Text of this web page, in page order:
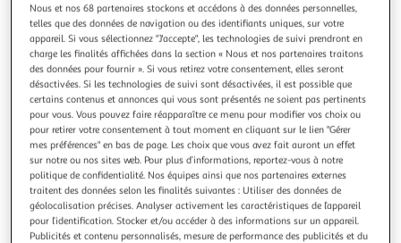
4.0 (45)
ESSENTIEL B
Chargeur 20w usb-c noir
Charge rapide : Power Delivery Power Delivery (USB-C PD) : :
Oui Type de chargeur : Seul Chargeur PC Marque compatile
: Universel
En savoir +
Nous et nos 68 partenaires stockons et accédons à des données personnelles,
telles que des données de navigation ou des identifiants uniques, sur votre
appareil. Si vous sélectionnez "J'accepte", les technologies de suivi prendront en
charge les finalités affichées dans la section « Nous et nos partenaires traitons
des données pour fournir ». Si vous retirez votre consentement, elles seront
désactivées. Si les technologies de suivi sont désactivées, il est possible que
certains contenus et annonces qui vous sont présentés ne soient pas pertinents
pour vous. Vous pouvez faire réapparaître ce menu pour modifier vos choix ou
pour retirer votre consentement à tout moment en cliquant sur le lien "Gérer
mes préférences" en bas de page. Les choix que vous avez fait auront un effet
sur notre ou nos sites web. Pour plus d’informations, reportez-vous à notre
politique de confidentialité. Nos équipes ainsi que nos partenaires externes
traitent des données selon les finalités suivantes : Utiliser des données de
géolocalisation précises. Analyser activement les caractéristiques de l’appareil
pour l’identification. Stocker et/ou accéder à des informations sur un appareil.
Publicités et contenu personnalisés, mesure de performance des publicités et du